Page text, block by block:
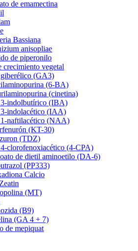
de emamectina
Bassiana
anisopliae
de piperonilo
crecimiento vegetal
(GA3)
(6-BA)
(cinetina)
indolbutírico (IBA)
indolacético (IAA)
naftilacético (NAA)
(KT-30)
(TDZ)
clorofenoxiacético (4-CPA)
de dietil aminoetilo (DA-6)
(PP333)
Calcio
(MT)
(B9)
(GA 4 + 7)
de mepiquat